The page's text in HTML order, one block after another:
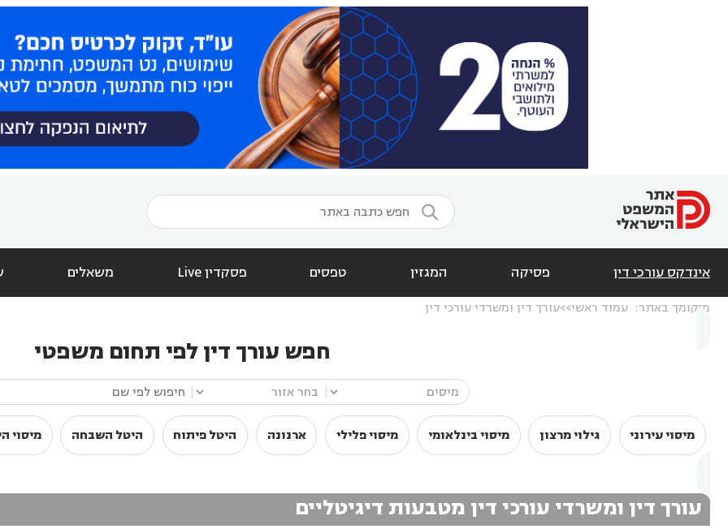

אינדקס עורכי דין פסיקה המגזין טפסים פסקדין Live משאלים
מיקומך באתר: עמוד ראשי עורך דין ומשרדי עורכי דין
חפש עורך דין לפי תחום משפטי
מיסוי עירוני גילוי מרצון מיסוי בינלאומי מיסוי פלילי ארנונה היטל פיתוח היטל השבחה מיסוי
עורך דין ומשרדי עורכי דין מטבעות דיגיטליים